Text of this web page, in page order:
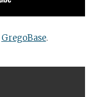
GregoBase.